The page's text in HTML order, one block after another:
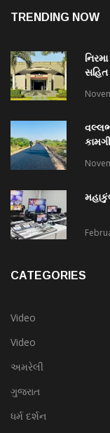
TRENDING NOW
સહિત
CATEGORIES
Video
Video
અમરેલી
ગુજરાત
ધર્મ દર્શન